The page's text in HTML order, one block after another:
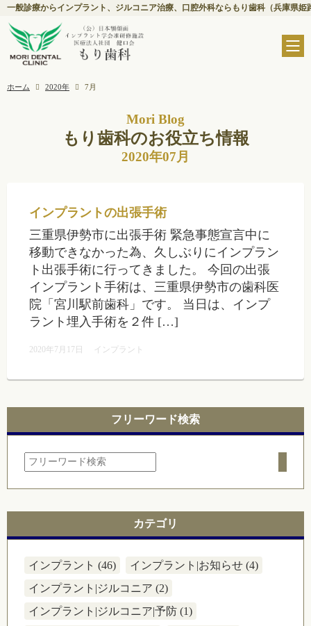
一般診療からインプラント、ジルコニア治療、口腔外科ならもり歯科（兵庫県姫
ホーム 2020年 7月
Mori Blog
もり歯科のお役立ち情報
2020年07月
インプラントの出張手術
三重県伊勢市に出張手術 緊急事態宣言中に
移動できなかった為、久しぶりにインプラン
ト出張手術に行ってきました。 今回の出張
インプラント手術は、三重県伊勢市の歯科医
院「宮川駅前歯科」です。 当日は、インプ
ラント埋入手術を２件 […]
2020年7月17日 インプラント
フリーワード検索
カテゴリ
インプラント (46)
インプラント|お知らせ (4)
インプラント|ジルコニア (2)
インプラント|ジルコニア|予防 (1)